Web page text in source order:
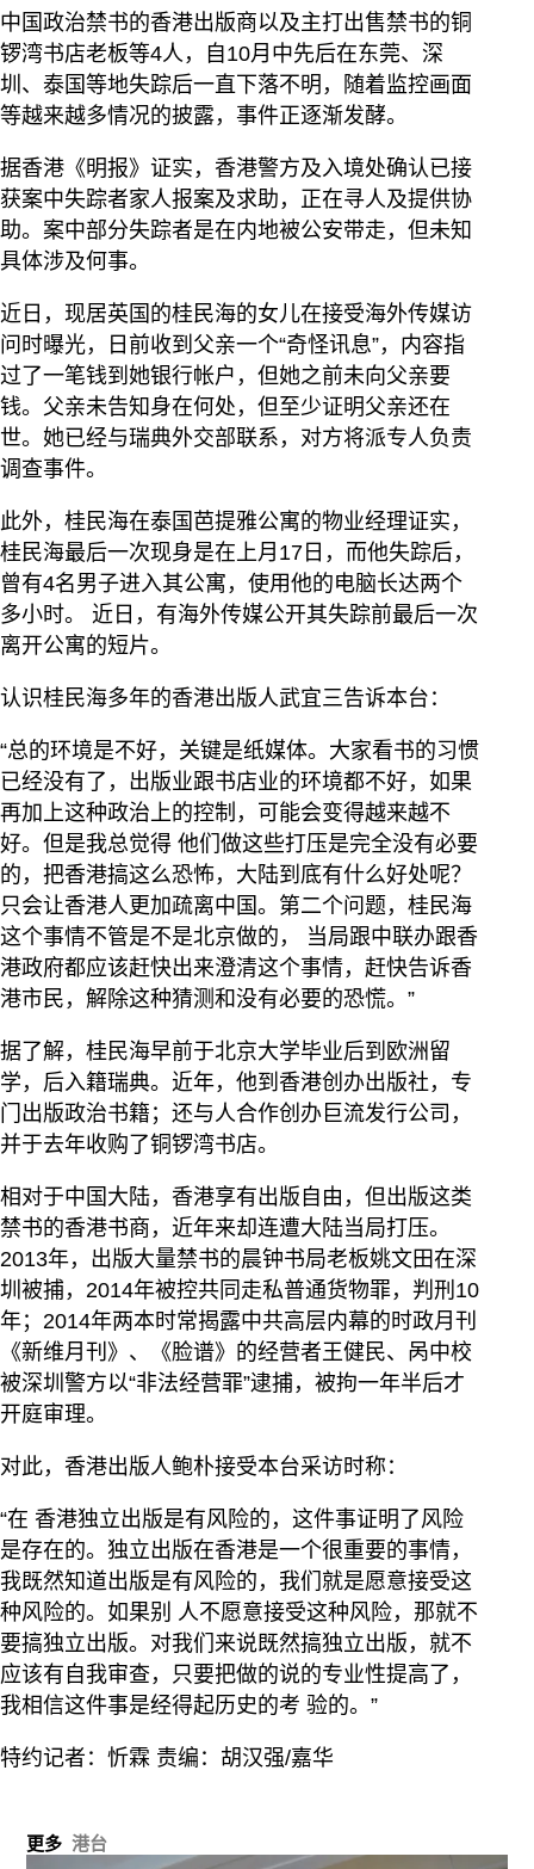
中国政治禁书的香港出版商以及主打出售禁书的铜
锣湾书店老板等4人，自10月中先后在东莞、深
圳、泰国等地失踪后一直下落不明，随着监控画面
等越来越多情况的披露，事件正逐渐发酵。
据香港《明报》证实，香港警方及入境处确认已接
获案中失踪者家人报案及求助，正在寻人及提供协
助。案中部分失踪者是在内地被公安带走，但未知
具体涉及何事。
近日，现居英国的桂民海的女儿在接受海外传媒访
问时曝光，日前收到父亲一个“奇怪讯息”，内容指
过了一笔钱到她银行帐户，但她之前未向父亲要
钱。父亲未告知身在何处，但至少证明父亲还在
世。她已经与瑞典外交部联系，对方将派专人负责
调查事件。
此外，桂民海在泰国芭提雅公寓的物业经理证实，
桂民海最后一次现身是在上月17日，而他失踪后，
曾有4名男子进入其公寓，使用他的电脑长达两个
多小时。 近日，有海外传媒公开其失踪前最后一次
离开公寓的短片。
认识桂民海多年的香港出版人武宜三告诉本台：
“总的环境是不好，关键是纸媒体。大家看书的习惯
已经没有了，出版业跟书店业的环境都不好，如果
再加上这种政治上的控制，可能会变得越来越不
好。但是我总觉得 他们做这些打压是完全没有必要
的，把香港搞这么恐怖，大陆到底有什么好处呢？
只会让香港人更加疏离中国。第二个问题，桂民海
这个事情不管是不是北京做的， 当局跟中联办跟香
港政府都应该赶快出来澄清这个事情，赶快告诉香
港市民，解除这种猜测和没有必要的恐慌。”
据了解，桂民海早前于北京大学毕业后到欧洲留
学，后入籍瑞典。近年，他到香港创办出版社，专
门出版政治书籍；还与人合作创办巨流发行公司，
并于去年收购了铜锣湾书店。
相对于中国大陆，香港享有出版自由，但出版这类
禁书的香港书商，近年来却连遭大陆当局打压。
2013年，出版大量禁书的晨钟书局老板姚文田在深
圳被捕，2014年被控共同走私普通货物罪，判刑10
年；2014年两本时常揭露中共高层内幕的时政月刊
《新维月刊》、《脸谱》的经营者王健民、呙中校
被深圳警方以“非法经营罪”逮捕，被拘一年半后才
开庭审理。
对此，香港出版人鲍朴接受本台采访时称：
“在 香港独立出版是有风险的，这件事证明了风险
是存在的。独立出版在香港是一个很重要的事情，
我既然知道出版是有风险的，我们就是愿意接受这
种风险的。如果别 人不愿意接受这种风险，那就不
要搞独立出版。对我们来说既然搞独立出版，就不
应该有自我审查，只要把做的说的专业性提高了，
我相信这件事是经得起历史的考 验的。”
特约记者：忻霖 责编：胡汉强/嘉华
更多 港台